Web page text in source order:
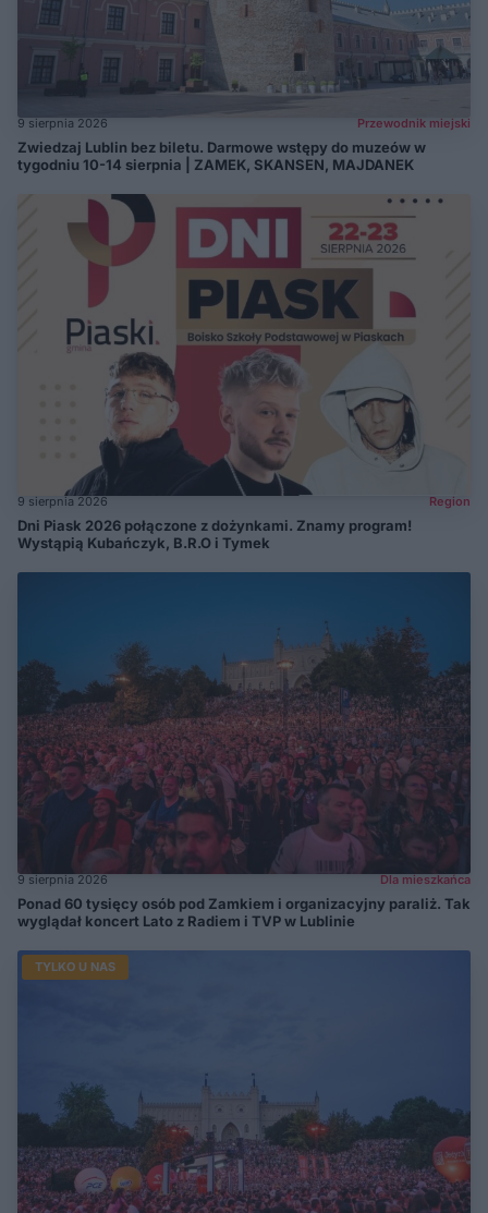
9 sierpnia 2026 Przewodnik miejski
Zwiedzaj Lublin bez biletu. Darmowe wstępy do muzeów w
tygodniu 10-14 sierpnia | ZAMEK, SKANSEN, MAJDANEK
9 sierpnia 2026 Region
Dni Piask 2026 połączone z dożynkami. Znamy program!
Wystąpią Kubańczyk, B.R.O i Tymek
9 sierpnia 2026 Dla mieszkańca
Ponad 60 tysięcy osób pod Zamkiem i organizacyjny paraliż. Tak
wyglądał koncert Lato z Radiem i TVP w Lublinie
TYLKO U NAS